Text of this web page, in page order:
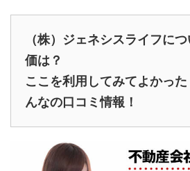
（株）ジェネシスライフに
価は？
ここを利用してみてよかっ
んなの口コミ情報！